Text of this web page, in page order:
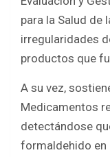
para la Salud de
irregularidades
productos que
A su vez,
Medicamentos
detectándose
formaldehido en